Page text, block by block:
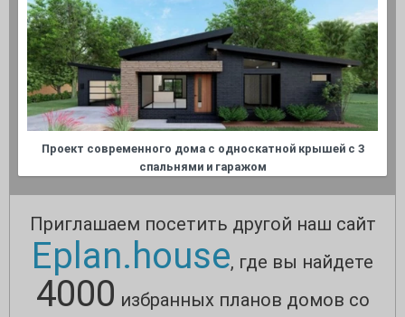
Проект современного дома с односкатной крышей с 3
спальнями и гаражом
Приглашаем посетить другой наш сайт
Eplan.house, где вы найдете
4000 избранных планов домов со